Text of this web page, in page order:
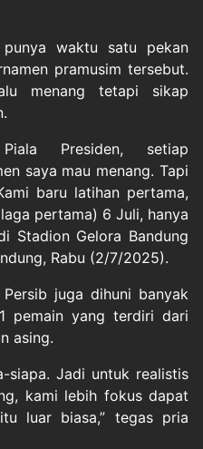
waktu satu pekan
pramusim tersebut.
menang tetapi sikap
Presiden, setiap
saya mau menang. Tapi
baru latihan pertama,
pertama) 6 Juli, hanya
Stadion Gelora Bandung
Rabu (2/7/2025).
juga dihuni banyak
pemain yang terdiri dari
asing.
siapa. Jadi untuk realistis
kami lebih fokus dapat
luar biasa,” tegas pria